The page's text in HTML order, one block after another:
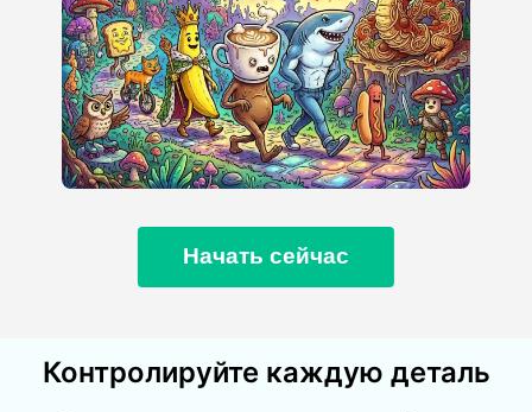
Начать сейчас
Контролируйте каждую деталь